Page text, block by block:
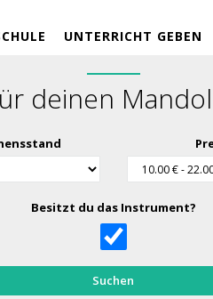
UNTERRICHT GEBEN
deinen
Besitzt du das Instrument?
Suchen